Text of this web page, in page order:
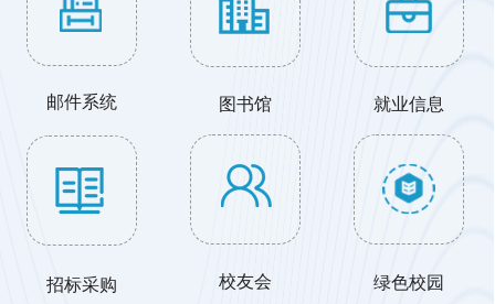
邮件系统 图书馆 就业信息
招标采购 校友会 绿色校园